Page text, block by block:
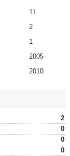
11
2
1
2005
2010
2
0
0
0